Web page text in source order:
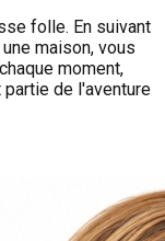
folle. En suivant
maison, vous
moment,
de l'aventure